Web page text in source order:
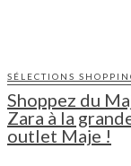
SÉLECTIONS
Shoppez du
Zara à la
outlet Maje !